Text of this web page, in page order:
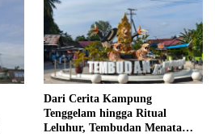
Dari Cerita Kampung
Tenggelam hingga Ritual
Leluhur, Tembudan Menata